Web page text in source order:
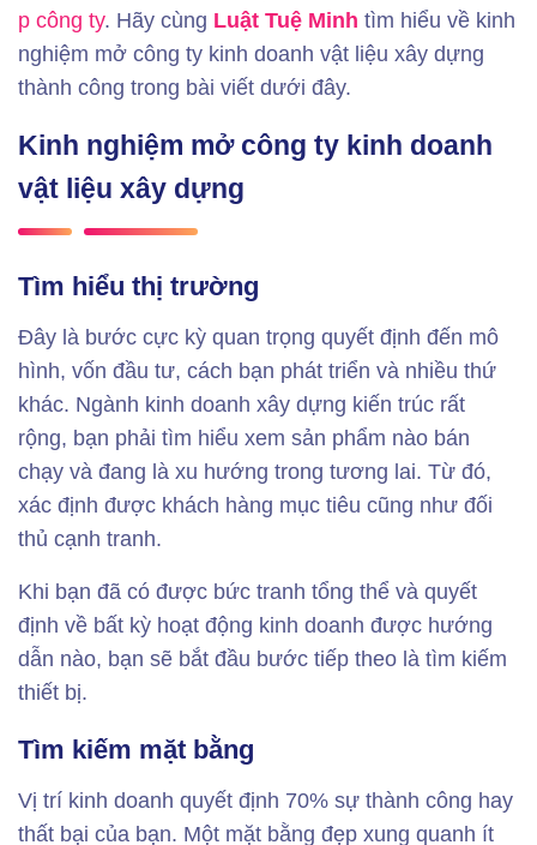
p công ty. Hãy cùng Luật Tuệ Minh tìm hiểu về kinh
nghiệm mở công ty kinh doanh vật liệu xây dựng
thành công trong bài viết dưới đây.
Kinh nghiệm mở công ty kinh doanh
vật liệu xây dựng
Tìm hiểu thị trường
Đây là bước cực kỳ quan trọng quyết định đến mô
hình, vốn đầu tư, cách bạn phát triển và nhiều thứ
khác. Ngành kinh doanh xây dựng kiến ​​trúc rất
rộng, bạn phải tìm hiểu xem sản phẩm nào bán
chạy và đang là xu hướng trong tương lai. Từ đó,
xác định được khách hàng mục tiêu cũng như đối
thủ cạnh tranh.
Khi bạn đã có được bức tranh tổng thể và quyết
định về bất kỳ hoạt động kinh doanh được hướng
dẫn nào, bạn sẽ bắt đầu bước tiếp theo là tìm kiếm
thiết bị.
Tìm kiếm mặt bằng
Vị trí kinh doanh quyết định 70% sự thành công hay
thất bại của bạn. Một mặt bằng đẹp xung quanh ít